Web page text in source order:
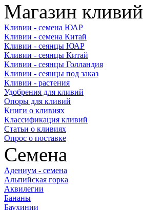
Магазин кливий
Кливии - семена ЮАР
Кливии - семена Китай
Кливии - сеянцы ЮАР
Кливии - сеянцы Китай
Кливии - сеянцы Голландия
Кливии - сеянцы под заказ
Кливии - растения
Удобрения для кливий
Опоры для кливий
Книги о кливиях
Классификация кливий
Статьи о кливиях
Опрос о поставке
Семена
Адениум - семена
Альпийская горка
Аквилегии
Бананы
Баухинии